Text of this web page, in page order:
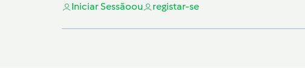
Iniciar Sessãoou registar-se